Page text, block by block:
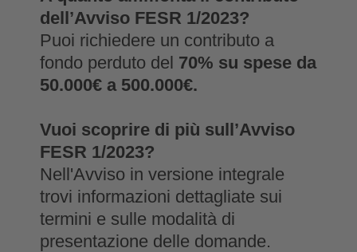
dell’Avviso FESR 1/2023?
Puoi richiedere un contributo a
fondo perduto del 70% su spese da
50.000€ a 500.000€.
Vuoi scoprire di più sull’Avviso
FESR 1/2023?
Nell'Avviso in versione integrale
trovi informazioni dettagliate sui
termini e sulle modalità di
presentazione delle domande.